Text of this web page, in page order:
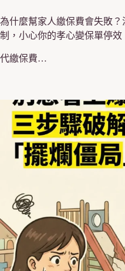
為什麼幫家人繳保費會失敗
制，小心你的孝心變保單停效
代繳保費…